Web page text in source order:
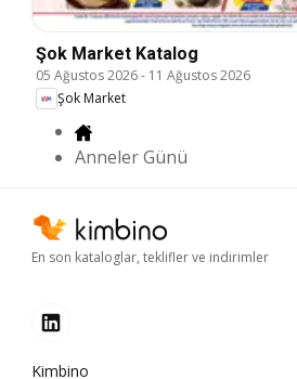
Şok Market Katalog
05 Ağustos 2026- 11 Ağustos 2026
Şok Market
Anneler Günü
En son kataloglar, teklifler ve indirimler
Kimbino